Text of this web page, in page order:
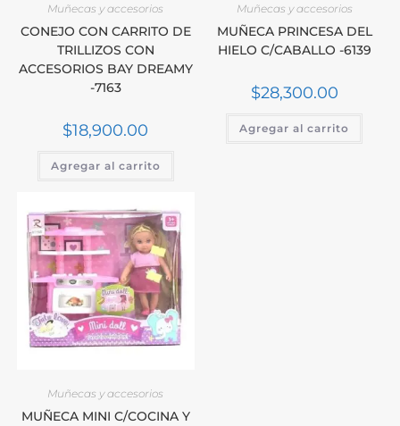
Muñecas y accesorios
CONEJO CON CARRITO DE
TRILLIZOS CON
ACCESORIOS BAY DREAMY
-7163
$18,900.00
Agregar al carrito
Muñecas y accesorios
MUÑECA PRINCESA DEL
HIELO C/CABALLO -6139
$28,300.00
Agregar al carrito
Muñecas y accesorios
MUÑECA MINI C/COCINA Y